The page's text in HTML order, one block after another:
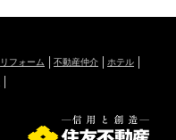
リフォーム 不動産仲介
ホテル